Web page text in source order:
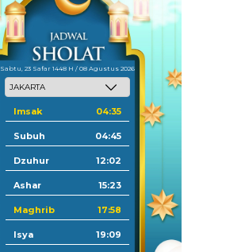
Sabtu, 23 Safar 1448 H / 08 Agustus 2026
Imsak 04:35
Subuh 04:45
Dzuhur 12:02
Ashar 15:23
Maghrib 17:58
Isya 19:09